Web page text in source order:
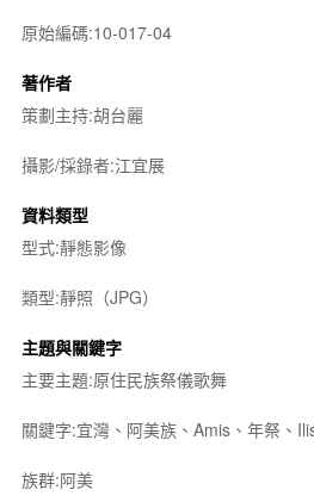
原始編碼:10-017-04
著作者
策劃主持:胡台麗
攝影/採錄者:江宜展
資料類型
型式:靜態影像
類型:靜照（JPG）
主題與關鍵字
主要主題:原住民族祭儀歌舞
關鍵字:宜灣、阿美族、Amis、年祭、
族群:阿美